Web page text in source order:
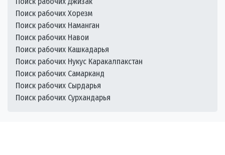
Поиск рабочих Хорезм
Поиск рабочих Наманган
Поиск рабочих Навои
Поиск рабочих Кашкадарья
Поиск рабочих Нукус Каракалпакстан
Поиск рабочих Самарканд
Поиск рабочих Сырдарья
Поиск рабочих Сурхандарья